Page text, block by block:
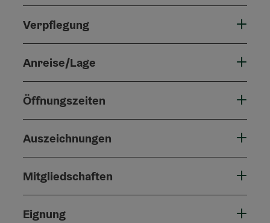
Verpflegung
Anreise/Lage
Öffnungszeiten
Auszeichnungen
Mitgliedschaften
Eignung